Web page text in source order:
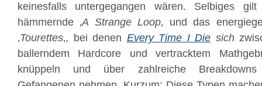
keinesfalls untergegangen wären. Selbiges
hämmernde ‚A Strange Loop‚ und das
‚Tourettes‚, bei denen Every Time I Die sich
ballerndem Hardcore und vertracktem
knüppeln und über zahlreiche